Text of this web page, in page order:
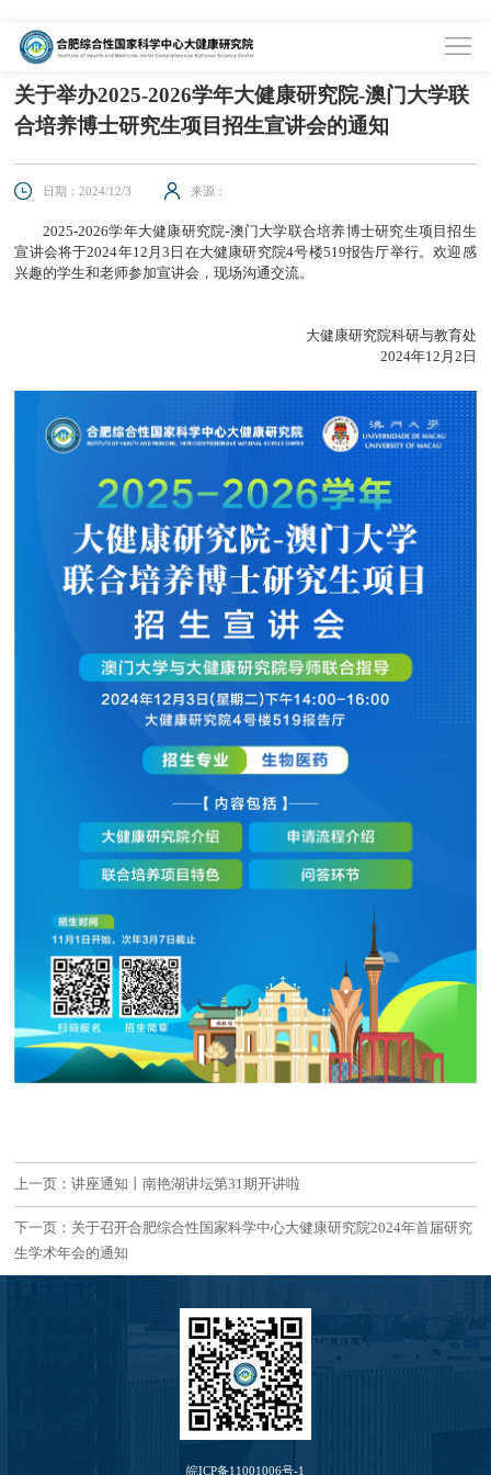
关于举办2025-2026学年大健康研究院-澳门大学联
合培养博士研究生项目招生宣讲会的通知
日期：2024/12/3 来源：
2025-2026学年大健康研究院-澳门大学联合培养博士研究生项目招生
宣讲会将于2024年12月3日在大健康研究院4号楼519报告厅举行。欢迎感
兴趣的学生和老师参加宣讲会，现场沟通交流。
大健康研究院科研与教育处
2024年12月2日
上一页：讲座通知丨南艳湖讲坛第31期开讲啦
下一页：关于召开合肥综合性国家科学中心大健康研究院2024年首届研究
生学术年会的通知
皖ICP备11001006号-1